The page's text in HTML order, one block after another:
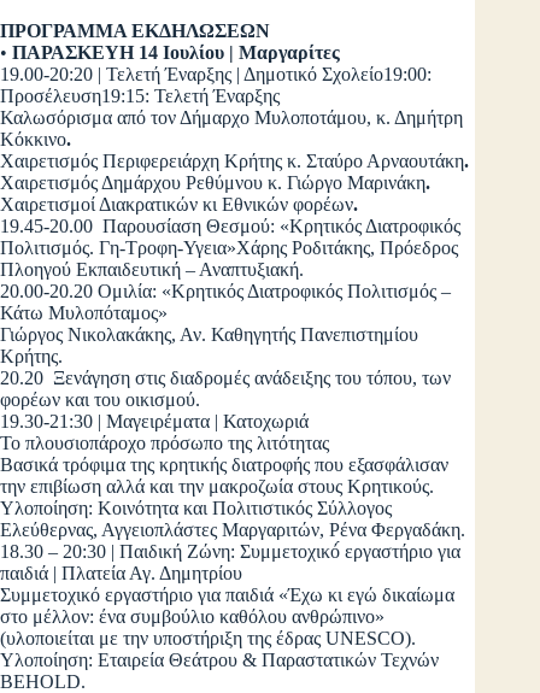
ΠΡΟΓΡΑΜΜΑ ΕΚΔΗΛΩΣΕΩΝ
• ΠΑΡΑΣΚΕΥΗ 14 Ιουλίου | Μαργαρίτες
19.00-20:20 | Τελετή Έναρξης | Δημοτικό Σχολείο19:00:
Προσέλευση19:15: Τελετή Έναρξης
Καλωσόρισμα από τον Δήμαρχο Μυλοποτάμου, κ. Δημήτρη
Κόκκινο.
Χαιρετισμός Περιφερειάρχη Κρήτης κ. Σταύρο Αρναουτάκη.
Χαιρετισμός Δημάρχου Ρεθύμνου κ. Γιώργο Μαρινάκη.
Χαιρετισμοί Διακρατικών κι Εθνικών φορέων.
19.45-20.00 Παρουσίαση Θεσμού: «Κρητικός Διατροφικός
Πολιτισμός. Γη-Τροφη-Υγεια»Χάρης Ροδιτάκης, Πρόεδρος
Πλοηγού Εκπαιδευτική – Αναπτυξιακή.
20.00-20.20 Ομιλία: «Κρητικός Διατροφικός Πολιτισμός –
Κάτω Μυλοπόταμος»
Γιώργος Νικολακάκης, Αν. Καθηγητής Πανεπιστημίου
Κρήτης.
20.20 Ξενάγηση στις διαδρομές ανάδειξης του τόπου, των
φορέων και του οικισμού.
19.30-21:30 | Μαγειρέματα | Κατοχωριά
Το πλουσιοπάροχο πρόσωπο της λιτότητας
Βασικά τρόφιμα της κρητικής διατροφής που εξασφάλισαν
την επιβίωση αλλά και την μακροζωία στους Κρητικούς.
Υλοποίηση: Κοινότητα και Πολιτιστικός Σύλλογος
Ελεύθερνας, Αγγειοπλάστες Μαργαριτών, Ρένα Φεργαδάκη.
18.30 – 20:30 | Παιδική Ζώνη: Συμμετοχικό́ εργαστήριο για
παιδιά | Πλατεία Αγ. Δημητρίου
Συμμετοχικό εργαστήριο για παιδιά «Έχω κι εγώ δικαίωμα
στο μέλλον: ένα συμβούλιο καθόλου ανθρώπινο»
(υλοποιείται με την υποστήριξη της έδρας UNESCO).
Υλοποίηση: Εταιρεία Θεάτρου & Παραστατικών Τεχνών
BEHOLD.